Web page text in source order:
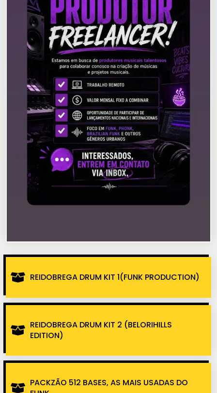
REIDOBREGA DRUM KIT 1(FUNK PRODUCTION)
REIDOBREGA DRUM KIT 2 (BELORIHILLS
EDITION)
PACKZÃO 512 BASES, AS MAIS USADAS DO